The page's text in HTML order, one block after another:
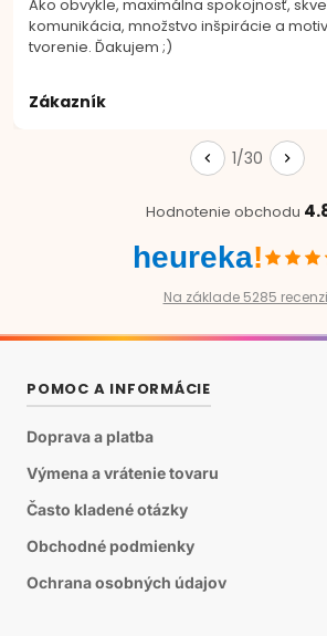
Ako obvykle, maximálna spokojnosť,
komunikácia, množstvo inšpirácie a
tvorenie. Ďakujem ;)
Zákazník
1/30
Hodnotenie obchodu
heureka!
Na základe 5285
POMOC A INFORMÁCIE
Doprava a platba
Výmena a vrátenie tovaru
Často kladené otázky
Obchodné podmienky
Ochrana osobných údajov